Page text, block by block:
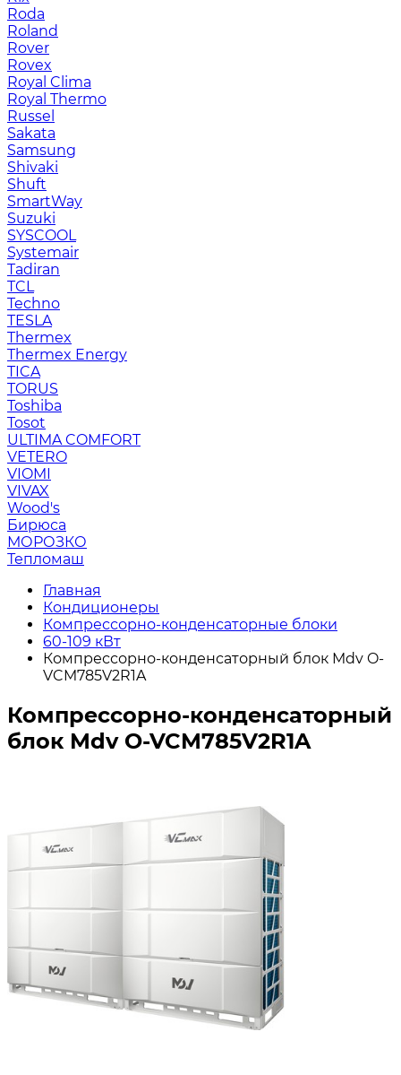
Roda
Roland
Rover
Rovex
Royal Clima
Royal Thermo
Russel
Sakata
Samsung
Shivaki
Shuft
SmartWay
Suzuki
SYSCOOL
Systemair
Tadiran
TCL
Techno
TESLA
Thermex
Thermex Energy
TICA
TORUS
Toshiba
Tosot
ULTIMA COMFORT
VETERO
VIOMI
VIVAX
Wood's
Бирюса
МОРОЗКО
Тепломаш
Главная
Кондиционеры
Компрессорно-конденсаторные блоки
60-109 кВт
Компрессорно-конденсаторный блок Mdv O-
VCM785V2R1A
Компрессорно-конденсаторный
блок Mdv O-VCM785V2R1A